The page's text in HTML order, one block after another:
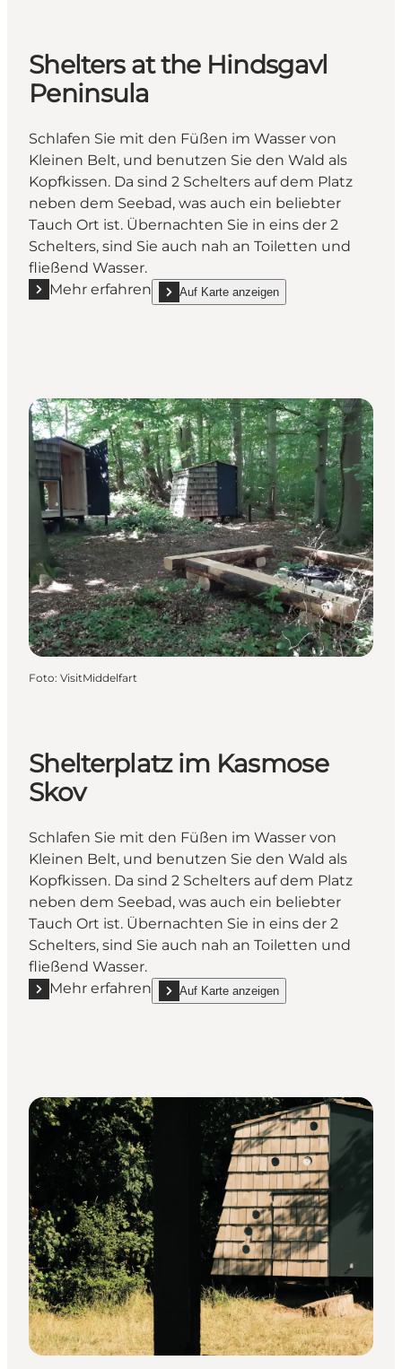
Shelters at the Hindsgavl
Peninsula
Schlafen Sie mit den Füßen im Wasser von
Kleinen Belt, und benutzen Sie den Wald als
Kopfkissen. Da sind 2 Schelters auf dem Platz
neben dem Seebad, was auch ein beliebter
Tauch Ort ist. Übernachten Sie in eins der 2
Schelters, sind Sie auch nah an Toiletten und
fließend Wasser.
Mehr erfahren
Mehr erfahren "Shelters at the Hindsgavl Peninsula"
Auf Karte anzeigen
show Shelters at the Hindsgavl Peninsula
Foto: VisitMiddelfart
Shelterplatz im Kasmose
Skov
Schlafen Sie mit den Füßen im Wasser von
Kleinen Belt, und benutzen Sie den Wald als
Kopfkissen. Da sind 2 Schelters auf dem Platz
neben dem Seebad, was auch ein beliebter
Tauch Ort ist. Übernachten Sie in eins der 2
Schelters, sind Sie auch nah an Toiletten und
fließend Wasser.
Mehr erfahren
Mehr erfahren "Shelterplatz im Kasmose Skov"
Auf Karte anzeigen
show Shelterplatz im Kasmose Skov on_map